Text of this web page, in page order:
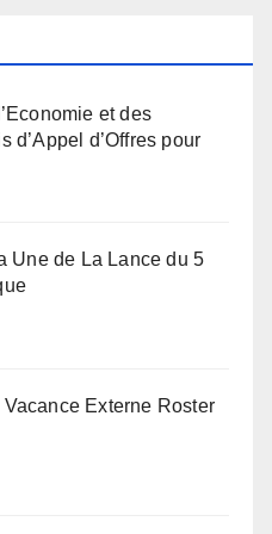
et des
d’Appel d’Offres pour
Une de La Lance du 5
Vacance Externe Roster